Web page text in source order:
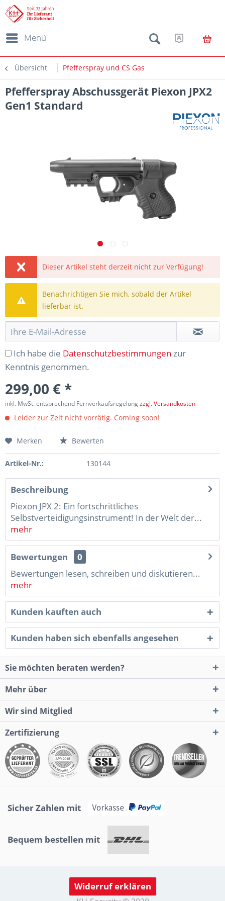
Menü
Übersicht Pfefferspray und CS Gas
Pfefferspray Abschussgerät Piexon JPX2
Gen1 Standard
Dieser Artikel steht derzeit nicht zur Verfügung!
Benachrichtigen Sie mich, sobald der Artikel
lieferbar ist.
Ich habe die Datenschutzbestimmungen zur
Kenntnis genommen.
299,00 € *
inkl. MwSt. entsprechend Fernverkaufsregelungzzgl. Versandkosten
Leider zur Zeit nicht vorrätig. Coming soon!
Merken Bewerten
Artikel-Nr.: 130144
Beschreibung
Piexon JPX 2: Ein fortschrittliches
Selbstverteidigungsinstrument! In der Welt der...
mehr
Bewertungen
0
Bewertungen lesen, schreiben und diskutieren...
mehr
Kunden kauften auch
Kunden haben sich ebenfalls angesehen
Sie möchten beraten werden?
Mehr über
Wir sind Mitglied
Zertifizierung
Sicher Zahlen mit
Bequem bestellen mit
Widerruf erklären